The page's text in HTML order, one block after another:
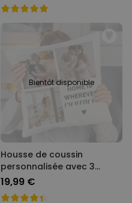
Bientôt disponible
Housse de coussin
personnalisée avec 3
photos et texte
19,99 €